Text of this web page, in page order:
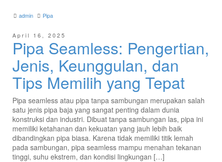
admin Pipa
April 16, 2025
Pipa Seamless: Pengertian,
Jenis, Keunggulan, dan
Tips Memilih yang Tepat
Pipa seamless atau pipa tanpa sambungan merupakan salah
satu jenis pipa baja yang sangat penting dalam dunia
konstruksi dan industri. Dibuat tanpa sambungan las, pipa ini
memiliki ketahanan dan kekuatan yang jauh lebih baik
dibandingkan pipa biasa. Karena tidak memiliki titik lemah
pada sambungan, pipa seamless mampu menahan tekanan
tinggi, suhu ekstrem, dan kondisi lingkungan […]